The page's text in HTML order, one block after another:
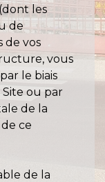
les
de
de vos
vous
le biais
ou par
de la
ce
de la